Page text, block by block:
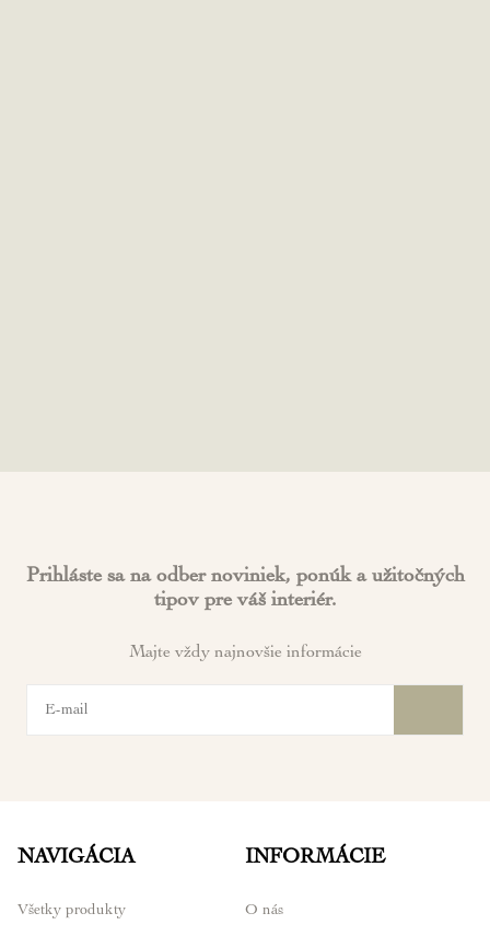
Prihláste sa na odber noviniek, ponúk a užitočných
tipov pre váš interiér.
Majte vždy najnovšie informácie
NAVIGÁCIA
Všetky produkty
INFORMÁCIE
O nás